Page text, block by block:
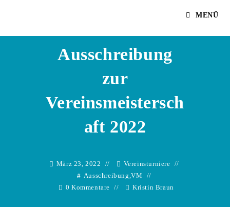
MENÜ
Ausschreibung
zur
Vereinsmeistersch
aft 2022
März 23, 2022
Vereinsturniere
Ausschreibung,VM
0 Kommentare
Kristin Braun